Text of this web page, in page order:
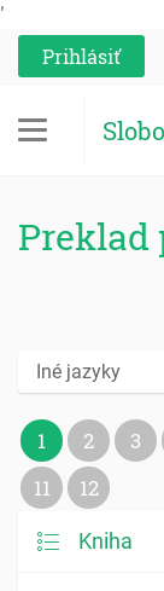
'
Prihlásiť
Preklad
Iné jazyky
1 2 3
11
12
Kniha